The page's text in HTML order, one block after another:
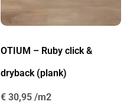
OTIUM – Ruby click &
dryback (plank)
€ 30,95